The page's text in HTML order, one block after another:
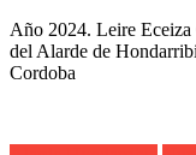
Año 2024. Leire Eceiza
del Alarde de
Cordoba